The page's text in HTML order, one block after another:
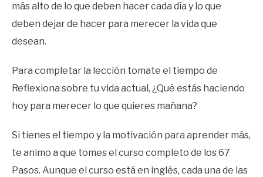
más alto de lo que deben hacer cada día y lo que
deben dejar de hacer para merecer la vida que
desean.
Para completar la lección tomate el tiempo de
Reflexiona sobre tu vida actual, ¿Qué estás haciendo
hoy para merecer lo que quieres mañana?
Si tienes el tiempo y la motivación para aprender más,
te animo a que tomes el curso completo de los 67
Pasos. Aunque el curso está en inglés, cada una de las